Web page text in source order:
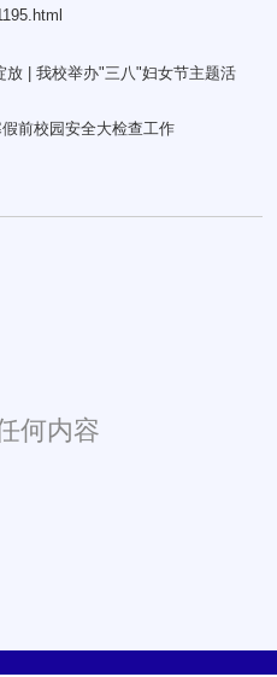
放 | 我校举办"三八"妇女节主题活
假前校园安全大检查工作
何内容